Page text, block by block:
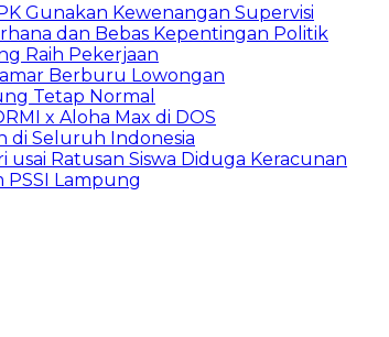
Gunakan Kewenangan Supervisi
dan Bebas Kepentingan Politik
Raih Pekerjaan
Berburu Lowongan
Tetap Normal
x Aloha Max di DOS
di Seluruh Indonesia
Ratusan Siswa Diduga Keracunan
Lampung